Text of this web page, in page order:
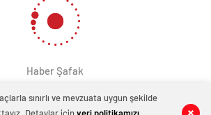
0
0
0
0
0
Haber Şafak
sınırlı ve mevzuata uygun şekilde